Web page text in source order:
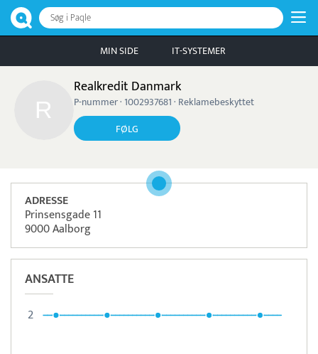
Søg i Paqle
MIN SIDE IT-SYSTEMER
Realkredit Danmark
P-nummer · 1002937681 · Reklamebeskyttet
FØLG
ADRESSE
Prinsensgade 11
9000 Aalborg
ANSATTE
2